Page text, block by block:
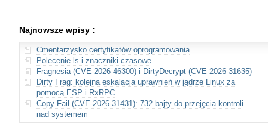
Najnowsze wpisy :
Cmentarzysko certyfikatów oprogramowania
Polecenie ls i znaczniki czasowe
Fragnesia (CVE-2026-46300) i DirtyDecrypt (CVE-2026-31635)
Dirty Frag: kolejna eskalacja uprawnień w jądrze Linux za
pomocą ESP i RxRPC
Copy Fail (CVE-2026-31431): 732 bajty do przejęcia kontroli
nad systemem